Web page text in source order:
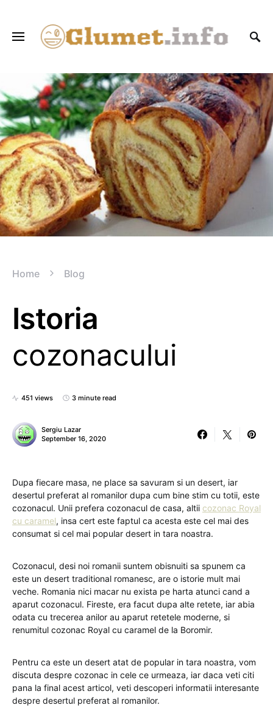
Home Blog
Istoria
cozonacului
451 views 3 minute read
Sergiu Lazar
September 16, 2020
Dupa fiecare masa, ne place sa savuram si un desert, iar
desertul preferat al romanilor dupa cum bine stim cu totii, este
cozonacul. Unii prefera cozonacul de casa, altii cozonac Royal
cu caramel, insa cert este faptul ca acesta este cel mai des
consumat si cel mai popular desert in tara noastra.
Cozonacul, desi noi romanii suntem obisnuiti sa spunem ca
este un desert traditional romanesc, are o istorie mult mai
veche. Romania nici macar nu exista pe harta atunci cand a
aparut cozonacul. Fireste, era facut dupa alte retete, iar abia
odata cu trecerea anilor au aparut retetele moderne, si
renumitul cozonac Royal cu caramel de la Boromir.
Pentru ca este un desert atat de popular in tara noastra, vom
discuta despre cozonac in cele ce urmeaza, iar daca veti citi
pana la final acest articol, veti descoperi informatii interesante
despre desertul preferat al romanilor.